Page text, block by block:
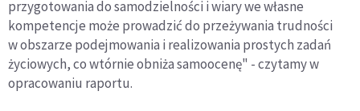
przygotowania do samodzielności i wiary we własne
kompetencje może prowadzić do przeżywania trudności
w obszarze podejmowania i realizowania prostych zadań
życiowych, co wtórnie obniża samoocenę" - czytamy w
opracowaniu raportu.